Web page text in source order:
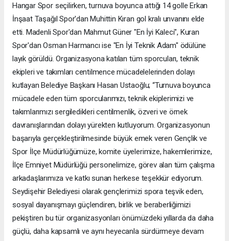
Hangar Spor seçilirken, turnuva boyunca attığı 14 golle Erkan
İnşaat Taşağıl Spor'dan Muhittin Kıran gol kralı unvanını elde
etti. Madenli Spor'dan Mahmut Güner "En İyi Kaleci", Kuran
Spor'dan Osman Harmancı ise "En İyi Teknik Adam" ödülüne
layık görüldü. Organizasyona katılan tüm sporcuları, teknik
ekipleri ve takımları centilmence mücadelelerinden dolayı
kutlayan Belediye Başkanı Hasan Ustaoğlu; “Turnuva boyunca
mücadele eden tüm sporcularımızı, teknik ekiplerimizi ve
takımlarımızı sergiledikleri centilmenlik, özveri ve örnek
davranışlarından dolayı yürekten kutluyorum. Organizasyonun
başarıyla gerçekleştirilmesinde büyük emek veren Gençlik ve
Spor İlçe Müdürlüğümüze, komite üyelerimize, hakemlerimize,
İlçe Emniyet Müdürlüğü personelimize, görev alan tüm çalışma
arkadaşlarımıza ve katkı sunan herkese teşekkür ediyorum.
Seydişehir Belediyesi olarak gençlerimizi spora teşvik eden,
sosyal dayanışmayı güçlendiren, birlik ve beraberliğimizi
pekiştiren bu tür organizasyonları önümüzdeki yıllarda da daha
güçlü, daha kapsamlı ve aynı heyecanla sürdürmeye devam